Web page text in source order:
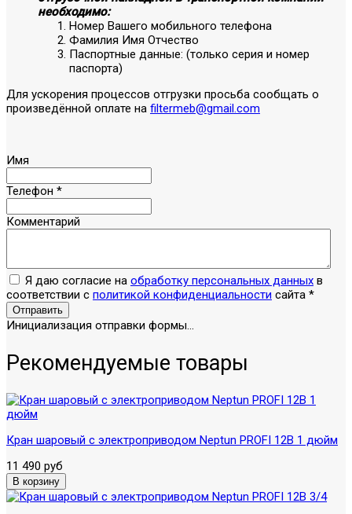
необходимо:
Номер Вашего мобильного телефона
Фамилия Имя Отчество
Паспортные данные: (только серия и номер
паспорта)
Для ускорения процессов отгрузки просьба сообщать о
произведённой оплате на filtermeb@gmail.com
Имя
Телефон *
Комментарий
Я даю согласие на обработку персональных данных в
соответствии с политикой конфиденциальности сайта *
Отправить
Инициализация отправки формы...
Рекомендуемые товары
Кран шаровый с электроприводом Neptun PROFI 12В 1 дюйм
11 490 руб